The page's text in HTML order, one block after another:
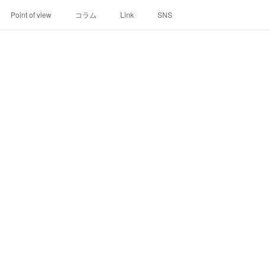
Point of view コラム Link SNS